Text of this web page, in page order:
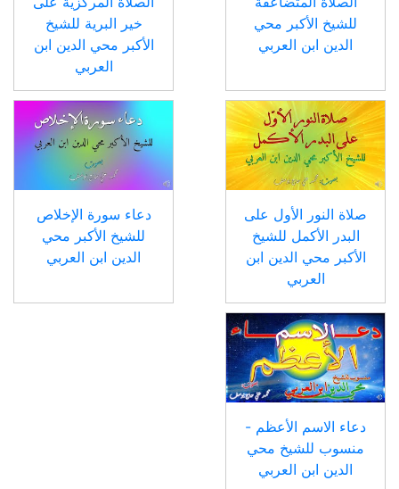
للشيخ الأكبر محي
الدين ابن العربي
خير البرية للشيخ
الأكبر محي الدين ابن
العربي
صلاة النور الأول على
البدر الأكمل للشيخ
الأكبر محي الدين ابن
العربي
دعاء سورة الإخلاص
للشيخ الأكبر محي
الدين ابن العربي
دعاء الاسم الأعظم -
منسوب للشيخ محي
الدين ابن العربي